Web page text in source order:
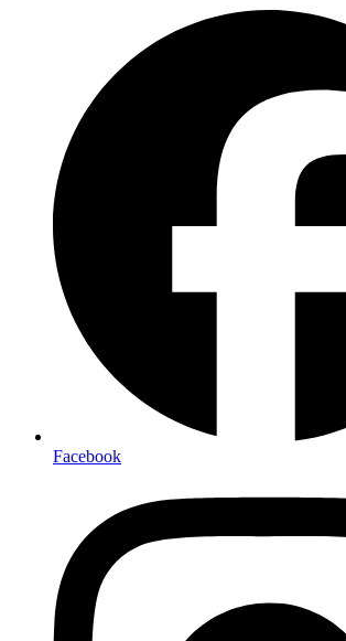
Facebook